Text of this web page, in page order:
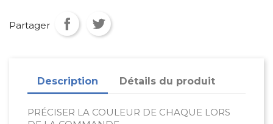
Partager
Description Détails du produit
PRÉCISER LA COULEUR DE CHAQUE LORS